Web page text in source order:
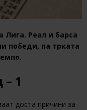
Лига. Реал и барса
победи, па трката
1
доста причини за